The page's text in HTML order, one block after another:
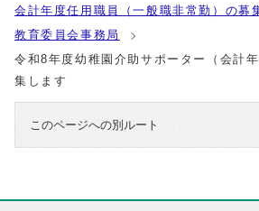
会計年度任用職員（一般職非常勤）の募
教育委員会事務局
令和8年度幼稚園介助サポーター（会計
集します
このページへの別ルート